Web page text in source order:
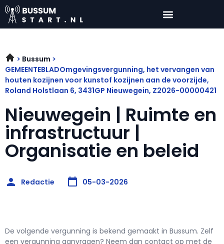
Bussum
GEMEENTEBLADOmgevingsvergunning, het vervangen van
houten kozijnen voor kunstof kozijnen aan de voorzijde,
Roland Holstlaan 6, 3431GP Nieuwegein, Z2026-00000421
Nieuwegein | Ruimte en
infrastructuur |
Organisatie en beleid
Redactie 05-03-2026
De volgende vergunning is bekend gemaakt in Bussum. Zelf
een vergunning aanvragen? Neem dan contact op met de